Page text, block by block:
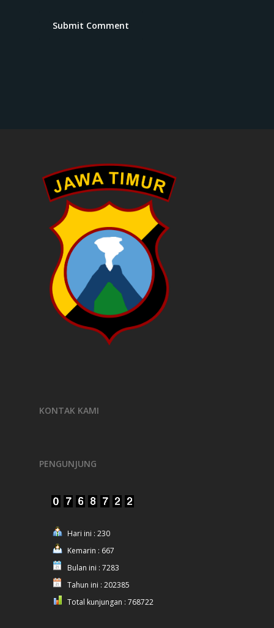
KONTAK KAMI
PENGUNJUNG
Hari ini : 230
Kemarin : 667
Bulan ini : 7283
Tahun ini : 202385
Total kunjungan : 768722